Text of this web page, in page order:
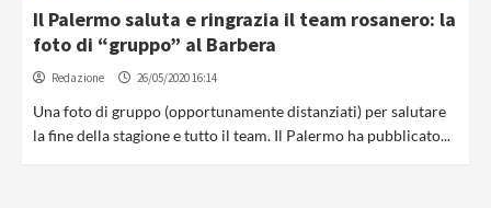
Il Palermo saluta e ringrazia il team rosanero: la
foto di “gruppo” al Barbera
Redazione 26/05/2020 16:14
Una foto di gruppo (opportunamente distanziati) per salutare
la fine della stagione e tutto il team. Il Palermo ha pubblicato...